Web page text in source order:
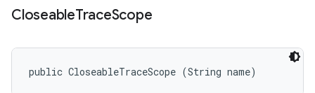
CloseableTraceScope
public CloseableTraceScope (String name)